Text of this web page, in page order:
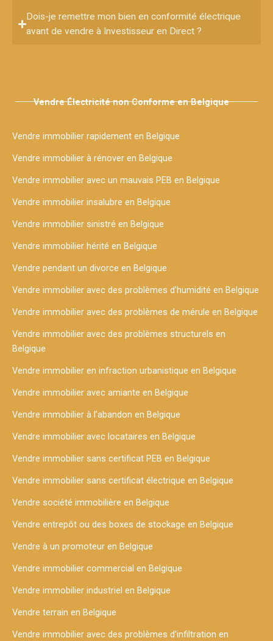
Dois-je remettre mon bien en conformité électrique
avant de vendre à Investisseur en Direct ?
Vendre Électricité non Conforme en Belgique
Vendre immobilier rapidement en Belgique
Vendre immobilier à rénover en Belgique
Vendre immobilier avec un mauvais PEB en Belgique
Vendre immobilier insalubre en Belgique
Vendre immobilier sinistré en Belgique
Vendre immobilier hérité en Belgique
Vendre pendant un divorce en Belgique
Vendre immobilier avec des problèmes d’humidité en Belgique
Vendre immobilier avec des problèmes de mérule en Belgique
Vendre immobilier avec des problèmes structurels en
Belgique
Vendre immobilier en infraction urbanistique en Belgique
Vendre immobilier avec amiante en Belgique
Vendre immobilier à l’abandon en Belgique
Vendre immobilier avec locataires en Belgique
Vendre immobilier sans certificat PEB en Belgique
Vendre immobilier sans certificat électrique en Belgique
Vendre société immobilière en Belgique
Vendre entrepôt ou des boxes de stockage en Belgique
Vendre à un promoteur en Belgique
Vendre immobilier commercial en Belgique
Vendre immobilier industriel en Belgique
Vendre terrain en Belgique
Vendre immobilier avec des problèmes d’infiltration en